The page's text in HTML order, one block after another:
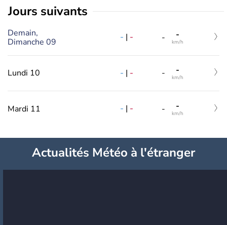
jours suivants
Demain,
Dimanche 09
- | - - -
km/h
Lundi 10 - | - - -
km/h
Mardi 11 - | - - -
km/h
Actualités Météo à l'étranger